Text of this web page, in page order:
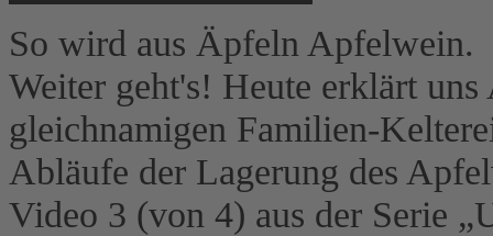
Video anzusehen.
Mehr Informationen
Akzeptieren
powered byUsercentrics
Consent Management Platform
&
eRecht24
So wird aus Äpfeln Apfelwein.
Weiter geht's! Heute erklärt
gleichnamigen Familien-
Abläufe der Lagerung des
Video 3 (von 4) aus der Serie